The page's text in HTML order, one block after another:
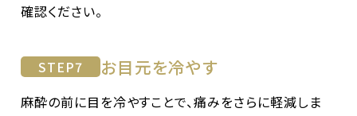
確認ください。
STEP7 お目元を冷やす
麻酔の前に目を冷やすことで、痛みをさらに軽減しま